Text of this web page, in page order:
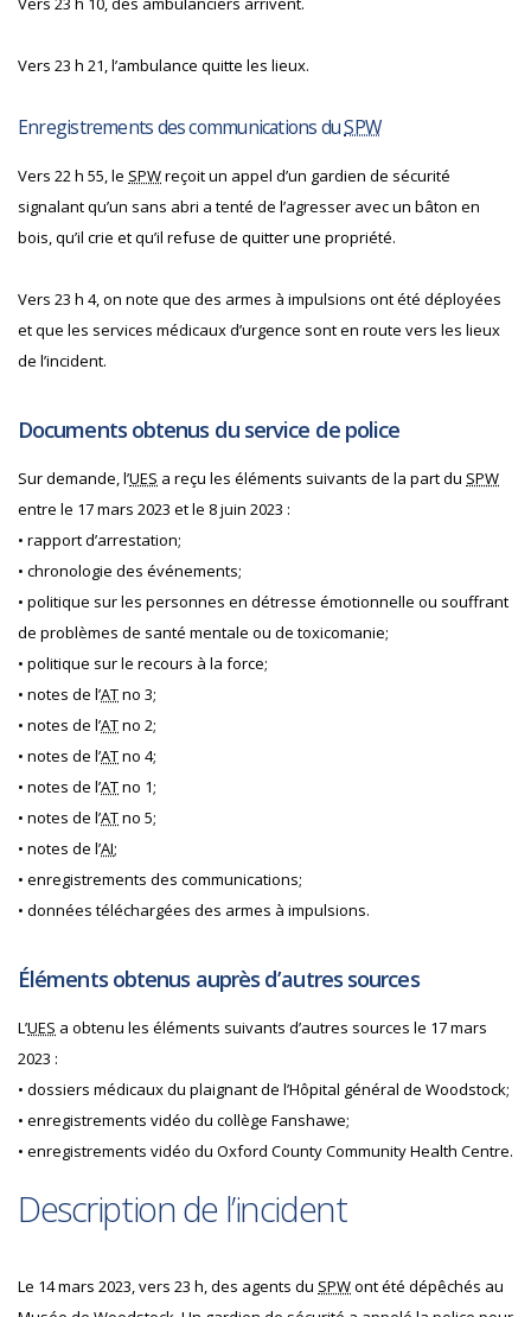
Vers 23 h 21, l’ambulance quitte les lieux.
Enregistrements des communications duSPW
Vers 22 h 55, le SPWreçoit un appel d’un gardien de sécurité
signalant qu’un sans abri a tenté de l’agresser avec un bâton en
bois, qu’il crie et qu’il refuse de quitter une propriété.
Vers 23 h 4, on note que des armes à impulsions ont été déployées
et que les services médicaux d’urgence sont en route vers les lieux
de l’incident.
Documents obtenus du service de police
Sur demande, l’UES a reçu les éléments suivants de la part du SPW
entre le 17 mars 2023 et le 8 juin 2023 :
• rapport d’arrestation;
• chronologie des événements;
• politique sur les personnes en détresse émotionnelle ou souffrant
de problèmes de santé mentale ou de toxicomanie;
• politique sur le recours à la force;
• notes de l’ATno 3;
• notes de l’ATno 2;
• notes de l’ATno 4;
• notes de l’ATno 1;
• notes de l’ATno 5;
• notes de l’AI;
• enregistrements des communications;
• données téléchargées des armes à impulsions.
Éléments obtenus auprès d’autres sources
L’UES a obtenu les éléments suivants d’autres sources le 17 mars
2023 :
• dossiers médicaux du plaignant de l’Hôpital général de Woodstock;
• enregistrements vidéo du collège Fanshawe;
• enregistrements vidéo du Oxford County Community Health Centre.
Description de l’incident
Le 14 mars 2023, vers 23 h, des agents du SPWont été dépêchés au